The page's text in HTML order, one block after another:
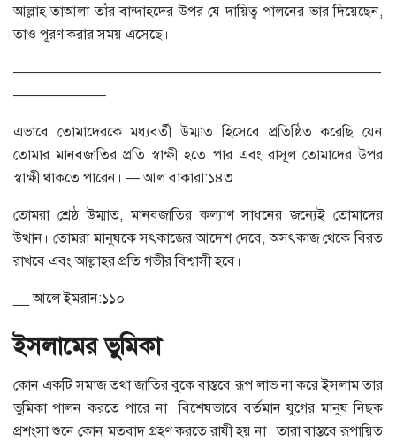
আল্লাহ তাআলা তাঁর বান্দাহদের উপর যে দায়িত্ব পালনের ভার দিয়েছেন,
তাও পূরণ করার সময় এসেছে।
——————————————————————————
——————–
এভাবে তোমাদেরকে মধ্যবর্তী উম্মাত হিসেবে প্রতিষ্ঠিত করেছি যেন
তোমার মানবজাতির প্রতি স্বাক্ষী হতে পার এবং রাসূল তোমাদের উপর
স্বাক্ষী থাকতে পারেন। — আল বাকারা:১৪৩
তোমরা শ্রেষ্ঠ উম্মাত, মানবজাতির কল্যাণ সাধনের জন্যেই তোমাদের
উত্থান। তোমরা মানুষকে সৎকাজের আদেশ দেবে, অসৎকাজ থেকে বিরত
রাখবে এবং আল্লাহর প্রতি গভীর বিশ্বাসী হবে।
__ আলে ইমরান:১১০
ইসলামের ভুমিকা
কোন একটি সমাজ তথা জাতির বুকে বাস্তবে রূপ লাভ না করে ইসলাম তার
ভুমিকা পালন করতে পারে না। বিশেষভাবে বর্তমান যুগের মানুষ নিছক
প্রশংসা শুনে কোন মতবাদ গ্রহণ করতে রাযী হয় না। তারা বাস্তবে রূপায়িত